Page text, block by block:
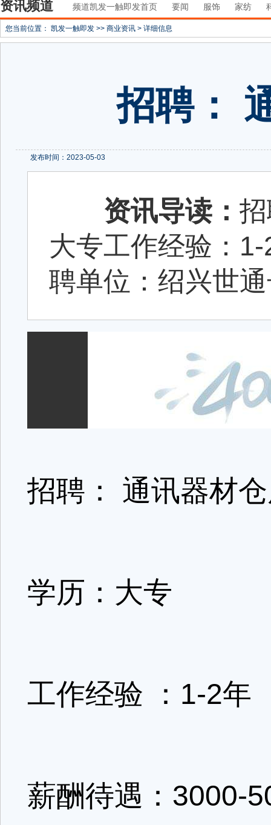
资讯频道 频道凯发一触即发首页 要闻 服饰 家纺
您当前位置： 凯发一触即发 >> 商业资讯 > 详细信息
招聘：
发布时间：2023-05-03
资讯导读：
大专工作经验：
聘单位：绍兴世
招聘： 通讯器材
学历：大专
工作经验 ：1-2年
薪酬待遇：3000-